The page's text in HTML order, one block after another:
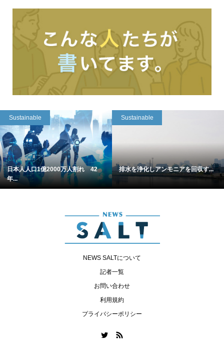
Sustainable
日本人人口1億2000万人割れ 42
年...
Sustainable
排水を浄化しアンモニアを回収す...
NEWS SALTについて
記者一覧
お問い合わせ
利用規約
プライバシーポリシー